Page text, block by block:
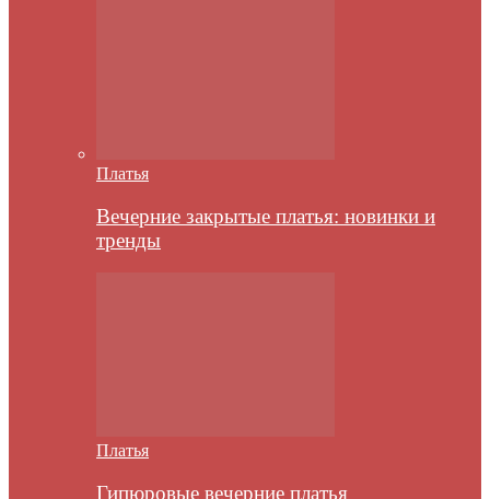
Платья
Вечерние закрытые платья: новинки и
тренды
Платья
Гипюровые вечерние платья